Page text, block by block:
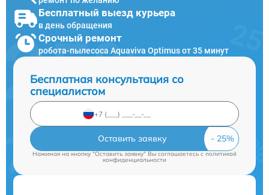
Бесплатный выезд курьера
в день обращения
Срочный ремонт
робота-пылесоса Aquaviva Optimus от 35 минут
Бесплатная консультация со
специалистом
Оставить заявку
Нажимая на кнопку "Оставить заявку" Вы соглашаетесь c политикой
конфиденциальности